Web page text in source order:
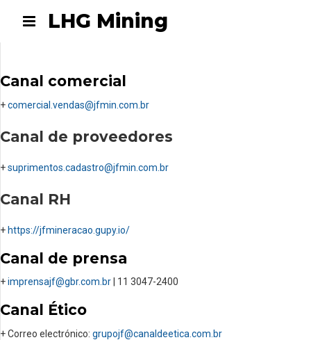
LHG Mining
Canal comercial
+comercial.vendas@jfmin.com.br
Canal de proveedores
+suprimentos.cadastro@jfmin. com.br
Canal RH
+ https://jfmineracao.gupy.io/
Canal de prensa
+imprensajf@gbr.com.br | 11 3047-2400
Canal Ético
+ Correo electrónico: grupojf@canaldeetica.com.br